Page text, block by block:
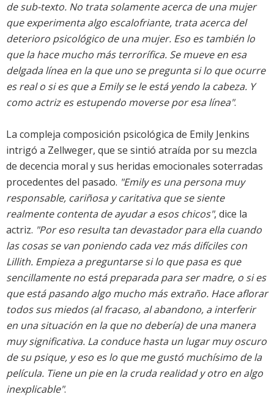
de sub-texto. No trata solamente acerca de una mujer
que experimenta algo escalofriante, trata acerca del
deterioro psicológico de una mujer. Eso es también lo
que la hace mucho más terrorífica. Se mueve en esa
delgada línea en la que uno se pregunta si lo que ocurre
es real o si es que a Emily se le está yendo la cabeza. Y
como actriz es estupendo moverse por esa línea".
La compleja composición psicológica de Emily Jenkins
intrigó a Zellweger, que se sintió atraída por su mezcla
de decencia moral y sus heridas emocionales soterradas
procedentes del pasado. "Emily es una persona muy
responsable, cariñosa y caritativa que se siente
realmente contenta de ayudar a esos chicos", dice la
actriz. "Por eso resulta tan devastador para ella cuando
las cosas se van poniendo cada vez más difíciles con
Lillith. Empieza a preguntarse si lo que pasa es que
sencillamente no está preparada para ser madre, o si es
que está pasando algo mucho más extraño. Hace aflorar
todos sus miedos (al fracaso, al abandono, a interferir
en una situación en la que no debería) de una manera
muy significativa. La conduce hasta un lugar muy oscuro
de su psique, y eso es lo que me gustó muchísimo de la
película. Tiene un pie en la cruda realidad y otro en algo
inexplicable".